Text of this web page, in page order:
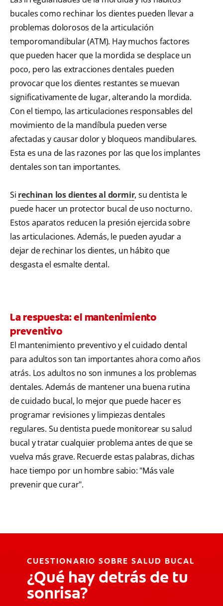
bucales como rechinar los dientes pueden llevar a
problemas dolorosos de la articulación
temporomandibular (ATM). Hay muchos factores
que pueden hacer que la mordida se desplace un
poco, pero las extracciones dentales pueden
provocar que los dientes restantes se muevan
significativamente de lugar, alterando la mordida.
Con el tiempo, las articulaciones responsables del
movimiento de la mandíbula pueden verse
afectadas y causar dolor y bloqueos mandibulares.
Esta es una de las razones por las que los implantes
dentales son tan importantes.
Si rechinan los dientes al dormir, su dentista le
puede hacer un protector bucal de uso nocturno.
Estos aparatos reducen la presión ejercida sobre
las articulaciones. Además, le pueden ayudar a
dejar de rechinar los dientes, un hábito que
desgasta el esmalte dental.
La respuesta: el mantenimiento
preventivo
El mantenimiento preventivo y el cuidado dental
para adultos son tan importantes ahora como años
atrás. Los adultos no son inmunes a los problemas
dentales. Además de mantener una buena rutina
de cuidado bucal, lo mejor que puede hacer es
programar revisiones y limpiezas dentales
regulares. Su dentista puede monitorear su salud
bucal y tratar cualquier problema antes de que se
vuelva más grave. Recuerde estas palabras, dichas
hace tiempo por un hombre sabio: "Más vale
prevenir que curar".
CUESTIONARIO SOBRE SALUD BUCAL
¿Qué hay detrás de tu
sonrisa?